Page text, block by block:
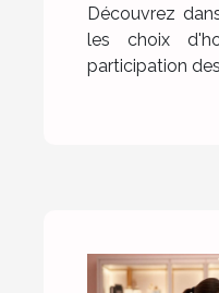
Découvrez
les choix
participation